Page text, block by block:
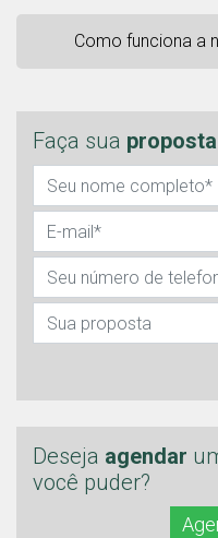
Faça sua proposta
Deseja agendar
você puder?
Como funciona a